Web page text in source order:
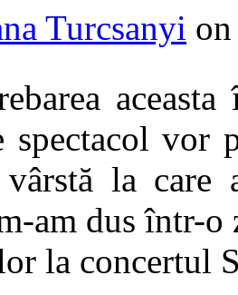
Turcsanyi
spectacol vor
la care
am dus într-
la concertul